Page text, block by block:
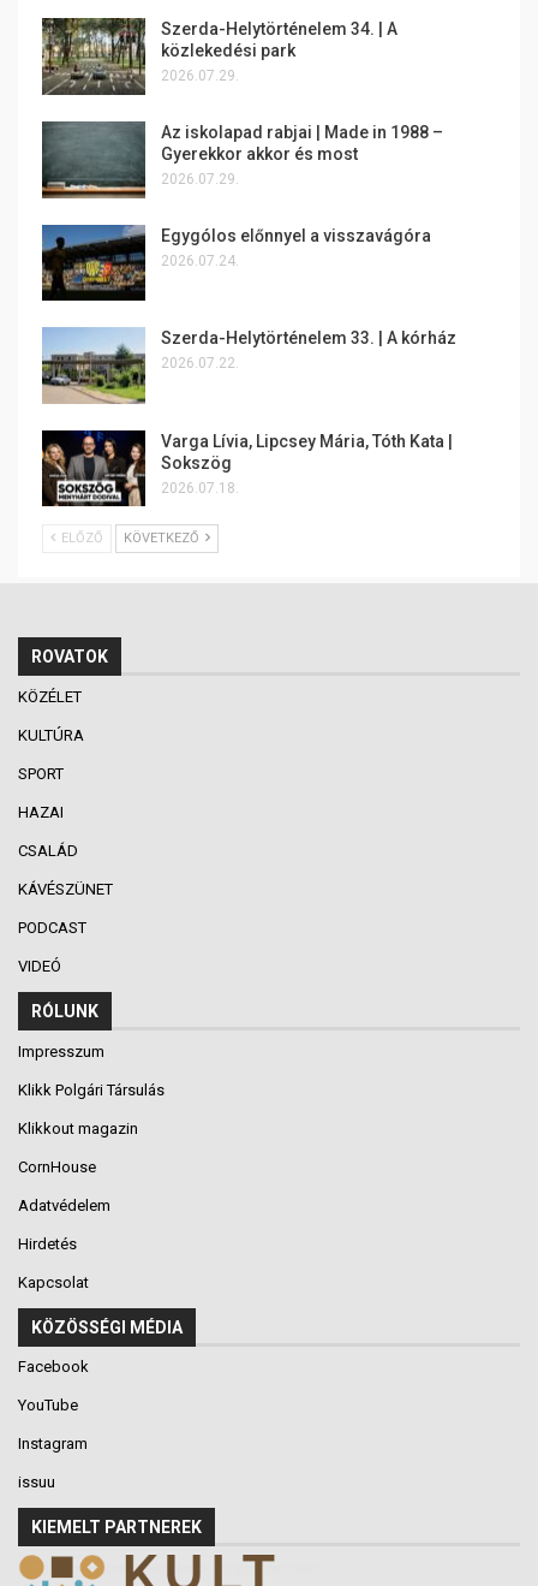
Szerda-Helytörténelem 34. | A
közlekedési park
2026.07.29.
Az iskolapad rabjai | Made in 1988 –
Gyerekkor akkor és most
2026.07.29.
Egygólos előnnyel a visszavágóra
2026.07.24.
Szerda-Helytörténelem 33. | A kórház
2026.07.22.
Varga Lívia, Lipcsey Mária, Tóth Kata |
Sokszög
2026.07.18.
ELŐZŐ KÖVETKEZŐ
ROVATOK
KÖZÉLET
KULTÚRA
SPORT
HAZAI
CSALÁD
KÁVÉSZÜNET
PODCAST
VIDEÓ
RÓLUNK
Impresszum
Klikk Polgári Társulás
Klikkout magazin
CornHouse
Adatvédelem
Hirdetés
Kapcsolat
KÖZÖSSÉGI MÉDIA
Facebook
YouTube
Instagram
issuu
KIEMELT PARTNEREK